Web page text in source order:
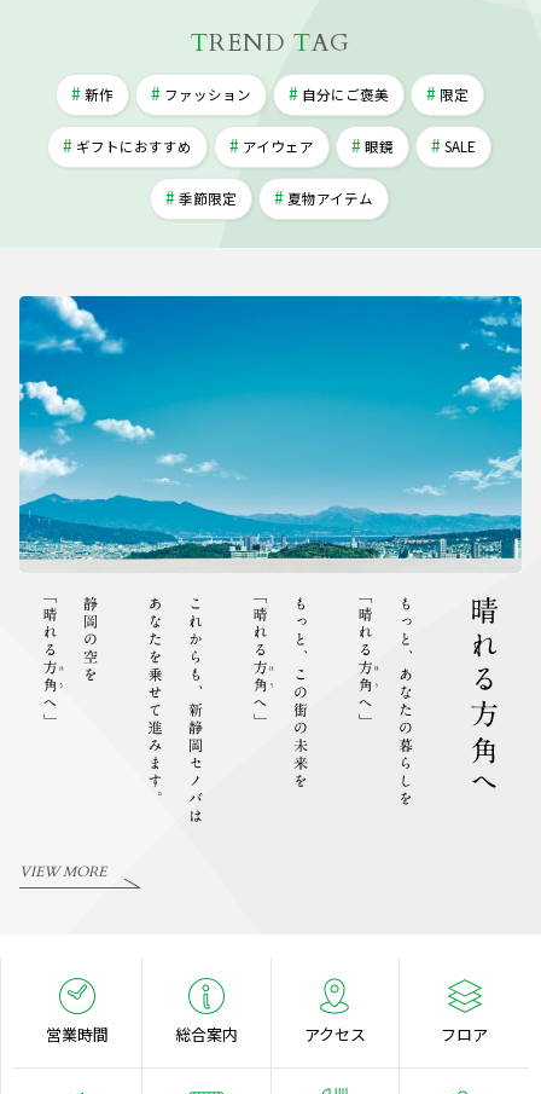
TREND TAG
新作 ファッション 自分にご褒美 限定
ギフトにおすすめ アイウェア 眼鏡 SALE
季節限定 夏物アイテム
VIEW MORE
営業時間 総合案内 アクセス フロア